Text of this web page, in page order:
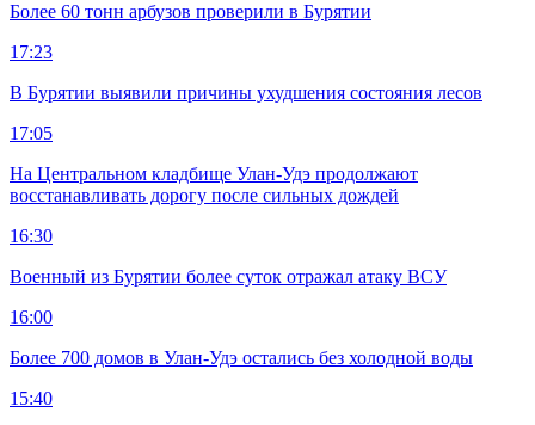
Более 60 тонн арбузов проверили в Бурятии
17:23
В Бурятии выявили причины ухудшения состояния лесов
17:05
На Центральном кладбище Улан-Удэ продолжают
восстанавливать дорогу после сильных дождей
16:30
Военный из Бурятии более суток отражал атаку ВСУ
16:00
Более 700 домов в Улан-Удэ остались без холодной воды
15:40